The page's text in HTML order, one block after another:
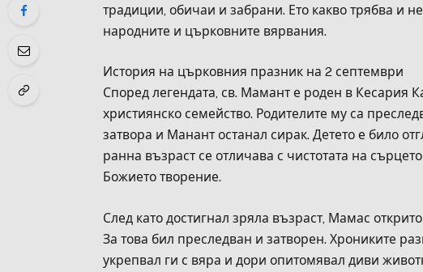
традиции, обичаи и забрани. Ето какво трябва и
народните и църковните вярвания.
История на църковния празник на 2 септември
Според легендата, св. Мамант е роден в Кесария
християнско семейство. Родителите му са
затвора и Манант останал сирак. Детето е било
ранна възраст се отличава с чистотата на
Божието творение.
След като достигнал зряла възраст, Мамас
За това бил преследван и затворен. Хрониките
укрепвал ги с вяра и дори опитомявал диви